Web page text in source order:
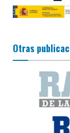
Otras